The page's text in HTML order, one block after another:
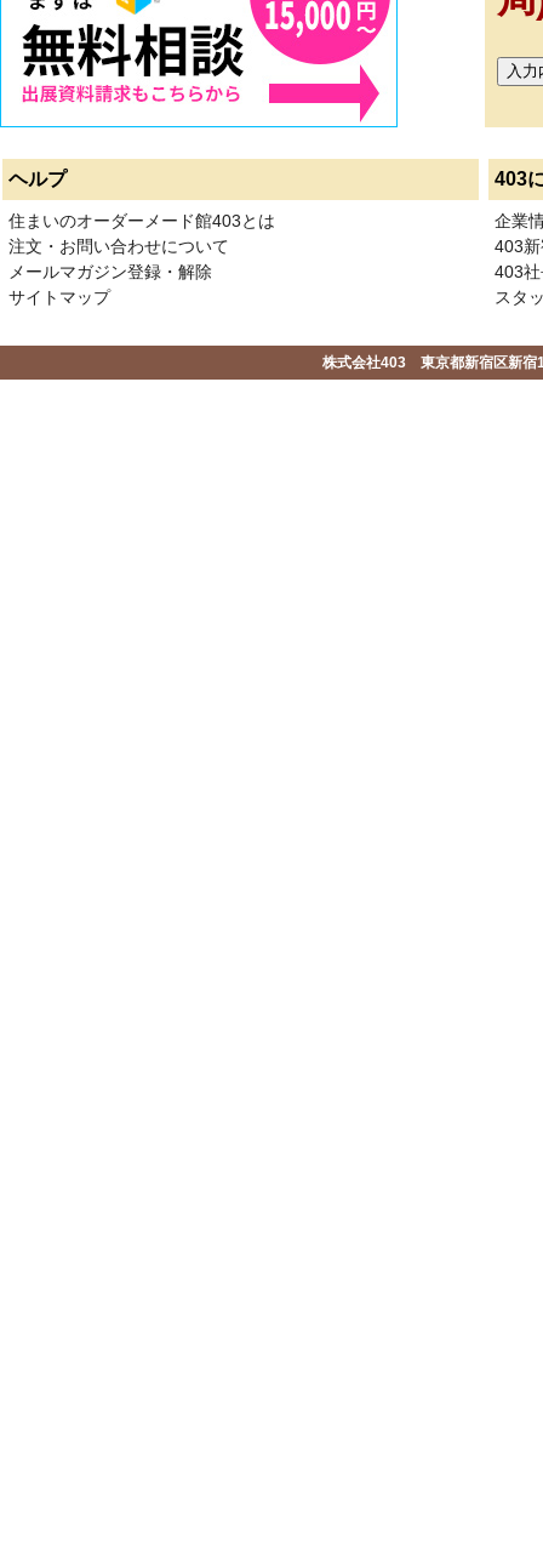
ヘルプ 403
住まいのオーダーメード館403とは
注文・お問い合わせについて
メールマガジン登録・解除
サイトマップ
企業
403
403
スタ
株式会社403 東京都新宿区新